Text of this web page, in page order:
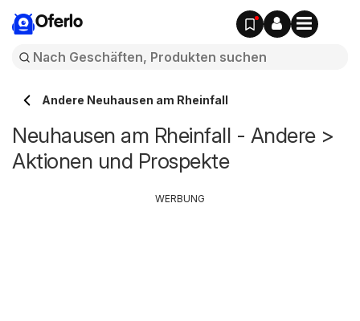
Oferlo
Andere Neuhausen am Rheinfall
Neuhausen am Rheinfall - Andere >
Aktionen und Prospekte
WERBUNG